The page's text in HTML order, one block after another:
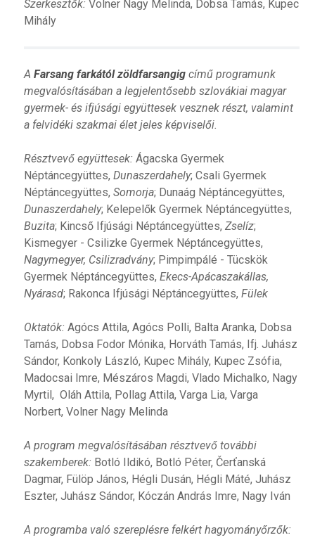
Szerkesztők: Volner Nagy Melinda, Dobsa Tamás, Kupec
Mihály
A Farsang farkától zöldfarsangigcímű programunk
megvalósításában a legjelentősebb szlovákiai magyar
gyermek- és ifjúsági együttesek vesznek részt, valamint
a felvidéki szakmai élet jeles képviselői.
Résztvevő együttesek: Ágacska Gyermek
Néptáncegyüttes, Dunaszerdahely; Csali Gyermek
Néptáncegyüttes, Somorja; Dunaág Néptáncegyüttes,
Dunaszerdahely; Kelepelők Gyermek Néptáncegyüttes,
Buzita; Kincső Ifjúsági Néptáncegyüttes, Zselíz;
Kismegyer - Csilizke Gyermek Néptáncegyüttes,
Nagymegyer, Csilizradvány; Pimpimpálé - Tücskök
Gyermek Néptáncegyüttes, Ekecs-Apácaszakállas,
Nyárasd; Rakonca Ifjúsági Néptáncegyüttes, Fülek
Oktatók: Agócs Attila, Agócs Polli, Balta Aranka, Dobsa
Tamás, Dobsa Fodor Mónika, Horváth Tamás, Ifj. Juhász
Sándor, Konkoly László, Kupec Mihály, Kupec Zsófia,
Madocsai Imre, Mészáros Magdi, Vlado Michalko, Nagy
Myrtil, Oláh Attila, Pollag Attila, Varga Lia, Varga
Norbert, Volner Nagy Melinda
A program megvalósításában résztvevő további
szakemberek: Botló Ildikó, Botló Péter, Čerťanská
Dagmar, Fülöp János, Hégli Dusán, Hégli Máté, Juhász
Eszter, Juhász Sándor, Kóczán András Imre, Nagy Iván
A programba való szereplésre felkért hagyományőrzők: